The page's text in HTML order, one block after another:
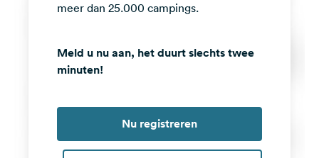
meer dan 25.000 campings.
Meld u nu aan, het duurt slechts twee
minuten!
Nu registreren